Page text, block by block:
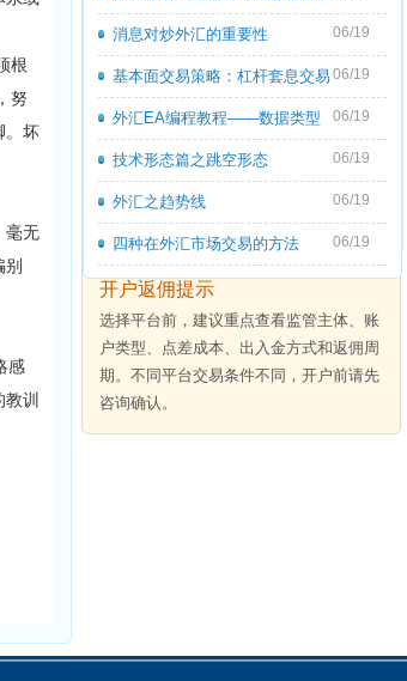
根
努
。坏
毫无
感
训
消息对炒外汇的重要性 06/19
基本面交易策略：杠杆套息交易 06/19
外汇EA编程教程――数据类型 06/19
技术形态篇之跳空形态 06/19
外汇之趋势线 06/19
四种在外汇市场交易的方法 06/19
开户返佣提示
选择平台前，建议重点查看监管主体、账
户类型、点差成本、出入金方式和返佣周
期。不同平台交易条件不同，开户前请先
咨询确认。